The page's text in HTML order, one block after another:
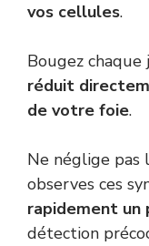
vos cellules.
Bougez chaque
réduit
de votre foie.
Ne néglige pas
observes ces
rapidement un
détection